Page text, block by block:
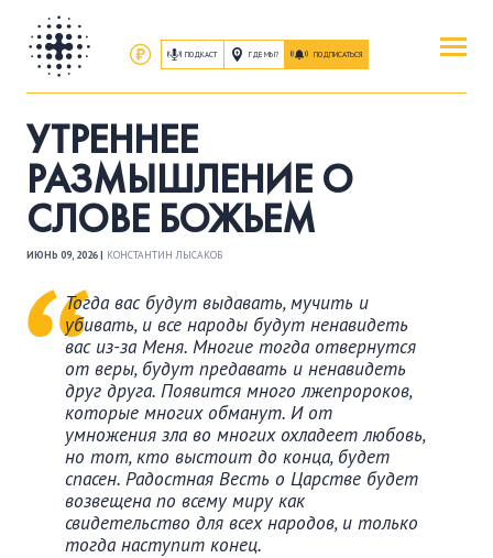
ПОДКАСТ ГДЕ МЫ? ПОДПИСАТЬСЯ
ПОВЕРИТЬ
ОБ ИИСУСЕ ХРИСТЕ
ПОСЕТИТЬ
КАК ПРОЕХАТЬ
ПРИСОЕДИНИТЬСЯ
ЗАНЯТИЯ|ГРУППЫ|СЛУЖЕНИЯ
ПОСЛУШАТЬ
ЗАПИСИ БОГОСЛУЖЕНИЙ
ПОДДЕРЖАТЬ
ДЕНЬГИ
УТРЕННЕЕ
РАЗМЫШЛЕНИЕ О
СЛОВЕ БОЖЬЕМ
ИЮНЬ 09, 2026 | КОНСТАНТИН ЛЫСАКОВ
Тогда вас будут выдавать, мучить и
убивать, и все народы будут ненавидеть
вас из-за Меня. Многие тогда отвернутся
от веры, будут предавать и ненавидеть
друг друга. Появится много лжепророков,
которые многих обманут. И от
умножения зла во многих охладеет любовь,
но тот, кто выстоит до конца, будет
спасен. Радостная Весть о Царстве будет
возвещена по всему миру как
свидетельство для всех народов, и только
тогда наступит конец.